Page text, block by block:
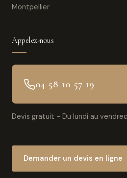
Montpellier
Appelez-nous
04 58 10 57 19
Devis gratuit - Du lundi au
Demander un devis en ligne